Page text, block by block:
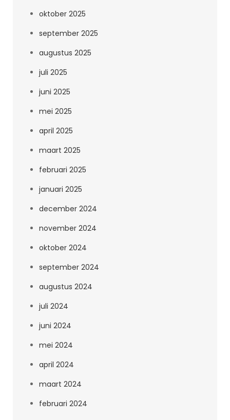
oktober 2025
september 2025
augustus 2025
juli 2025
juni 2025
mei 2025
april 2025
maart 2025
februari 2025
januari 2025
december 2024
november 2024
oktober 2024
september 2024
augustus 2024
juli 2024
juni 2024
mei 2024
april 2024
maart 2024
februari 2024